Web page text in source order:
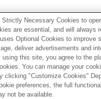
do computador
Seguinte
Importar
de software da sua
Necessary Cookies to
are essential, and will always
Optional Cookies to improve
deliver advertisements and
using this site, you agree to the
You can manage your
clicking "Customize Cookies"
preferences, the full
not be available.